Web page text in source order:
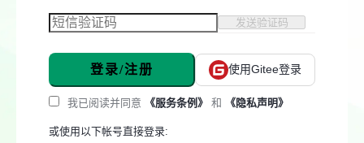
发送验证码
登录/注册 使用Gitee登录
我已阅读并同意 《服务条例》 和 《隐私声明》
或使用以下帐号直接登录: